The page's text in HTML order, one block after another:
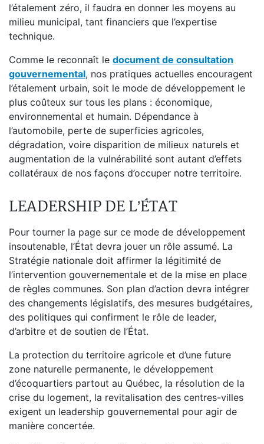
l’étalement zéro, il faudra en donner les moyens au
milieu municipal, tant financiers que l’expertise
technique.
Comme le reconnaît le document de consultation
gouvernemental, nos pratiques actuelles encouragent
l’étalement urbain, soit le mode de développement le
plus coûteux sur tous les plans : économique,
environnemental et humain. Dépendance à
l’automobile, perte de superficies agricoles,
dégradation, voire disparition de milieux naturels et
augmentation de la vulnérabilité sont autant d’effets
collatéraux de nos façons d’occuper notre territoire.
LEADERSHIP DE L’ÉTAT
Pour tourner la page sur ce mode de développement
insoutenable, l’État devra jouer un rôle assumé. La
Stratégie nationale doit affirmer la légitimité de
l’intervention gouvernementale et de la mise en place
de règles communes. Son plan d’action devra intégrer
des changements législatifs, des mesures budgétaires,
des politiques qui confirment le rôle de leader,
d’arbitre et de soutien de l’État.
La protection du territoire agricole et d’une future
zone naturelle permanente, le développement
d’écoquartiers partout au Québec, la résolution de la
crise du logement, la revitalisation des centres-villes
exigent un leadership gouvernemental pour agir de
manière concertée.